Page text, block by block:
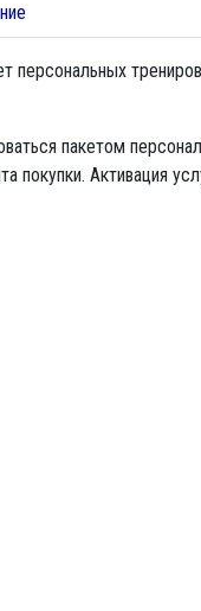
персональных
пакетом
покупки. Активация